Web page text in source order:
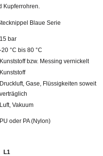
Kupferrohren.
Blaue Serie
15 bar
-20 °C bis 80 °C
Kunststoff bzw. Messing vernickelt
Kunststoff
Druckluft, Gase, Flüssigkeiten soweit
verträglich
Luft, Vakuum
PU oder PA (Nylon)
L1